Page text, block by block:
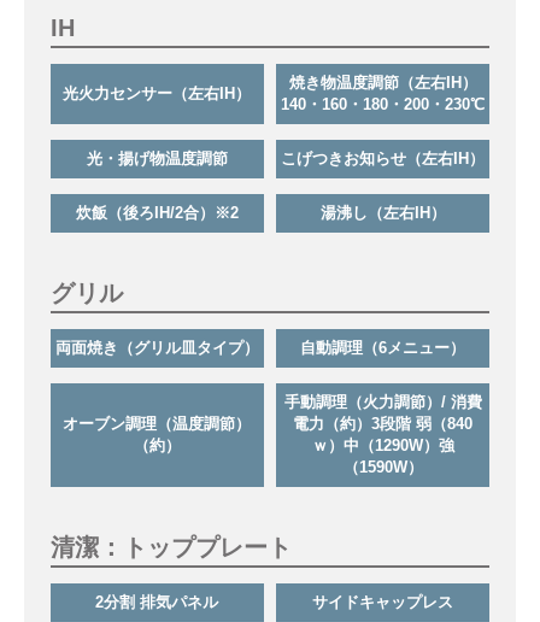
IH
光火力センサー（左右IH）
焼き物温度調節（左右IH）
140・160・180・200・230℃
光・揚げ物温度調節 こげつきお知らせ（左右IH）
炊飯（後ろIH/2合）※2 湯沸し（左右IH）
グリル
両面焼き（グリル皿タイプ） 自動調理（6メニュー）
オーブン調理（温度調節）
（約）
手動調理（火力調節）/ 消費
電力（約）3段階 弱（840
ｗ）中（1290W）強
（1590W）
清潔：トッププレート
2分割 排気パネル サイドキャップレス